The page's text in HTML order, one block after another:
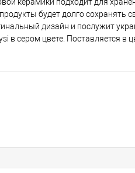
керамики подходит для
будет долго сохранять
дизайн и послужит
сером цвете. Поставляется в